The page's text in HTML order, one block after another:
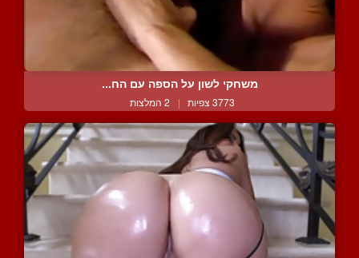
משחקי לשון על הספה עם הח...
3773 צפיות | 2 המלצות